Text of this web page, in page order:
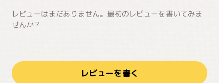
レビューはまだありません。最初のレビューを書いてみま
せんか？
レビューを書く